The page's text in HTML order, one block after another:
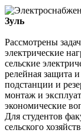
Зуль
Рассмотрены
электрические
сельские
релейная защита
подстанции и
монтаж и
экономические
Для студентов
сельского